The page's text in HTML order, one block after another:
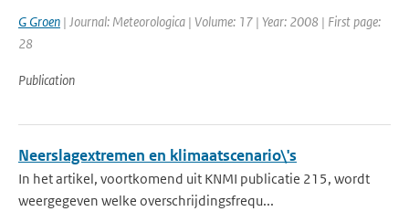
G Groen | Journal: Meteorologica | Volume: 17 | Year: 2008 | First page:
28
Publication
Neerslagextremen en klimaatscenario\'s
In het artikel, voortkomend uit KNMI publicatie 215, wordt
weergegeven welke overschrijdingsfrequ...